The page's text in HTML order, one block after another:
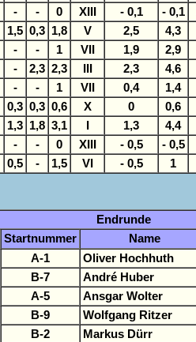
- - 0 XIII - 0,1 - 0,1
1,5 0,3 1,8 V 2,5 4,3
- - 1 VII 1,9 2,9
- 2,3 2,3 2,3 4,6
- - 1 VII 0,4 1,4
0,3 0,3 0,6 X 0 0,6
1,3 1,8 3,1 1,3 4,4
- - 0 XIII - 0,5 - 0,5
0,5 - 1,5 VI - 0,5 1
Endrunde
Startnummer Name
A-1 Oliver Hochhuth
B-7
André Huber
A-5
Ansgar Wolter
B-9 Wolfgang Ritzer
B-2
Markus Dürr